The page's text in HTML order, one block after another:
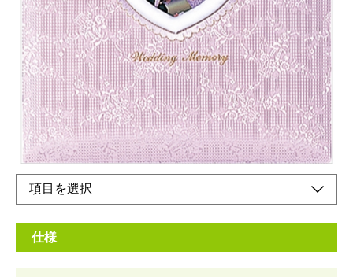
¥11,200+ 税
本体刺繍名入れ可能※刺繍名入れは別途です。
Happy Marriage(英）幸せな結婚
Memoties are true treasures of the heart(英)思い出は心の宝物
オンラインショップ
仕様